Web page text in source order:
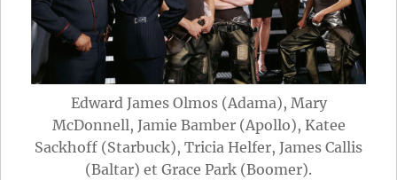
Edward James Olmos (Adama), Mary
McDonnell, Jamie Bamber (Apollo), Katee
Sackhoff (Starbuck), Tricia Helfer, James Callis
(Baltar) et Grace Park (Boomer).